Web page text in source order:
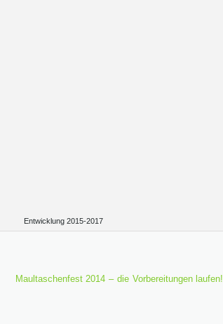
Entwicklung 2015-2017
Maultaschenfest 2014 – die Vorbereitungen laufen!